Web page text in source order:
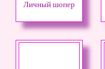
Личный шопер